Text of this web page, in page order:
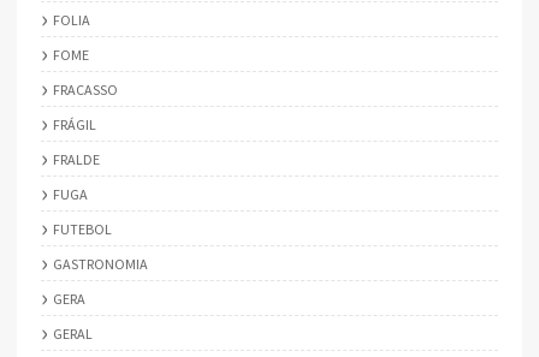
FOLIA
FOME
FRACASSO
FRÁGIL
FRALDE
FUGA
FUTEBOL
GASTRONOMIA
GERA
GERAL